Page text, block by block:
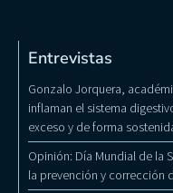
Entrevistas
Gonzalo Jorquera,
inflaman el sistema
exceso y de forma
Opinión: Día Mundial de la
la prevención y corrección